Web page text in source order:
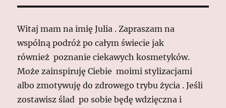
Witaj mam na imię Julia . Zapraszam na
wspólną podróż po całym świecie jak
również poznanie ciekawych kosmetyków.
Może zainspiruję Ciebie moimi stylizacjami
albo zmotywuję do zdrowego trybu życia . Jeśli
zostawisz ślad po sobie będę wdzięczna i